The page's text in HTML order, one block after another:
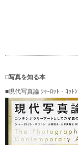
□写真を知る本
■現代写真論 ｼｬｰﾛｯﾄ・ｺｯﾄﾝ